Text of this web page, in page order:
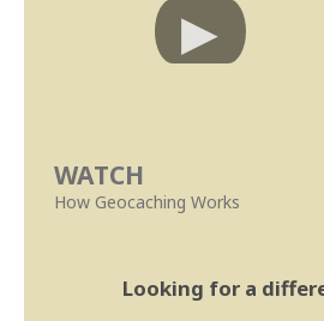
WATCH
How Geocaching Works
Looking for a